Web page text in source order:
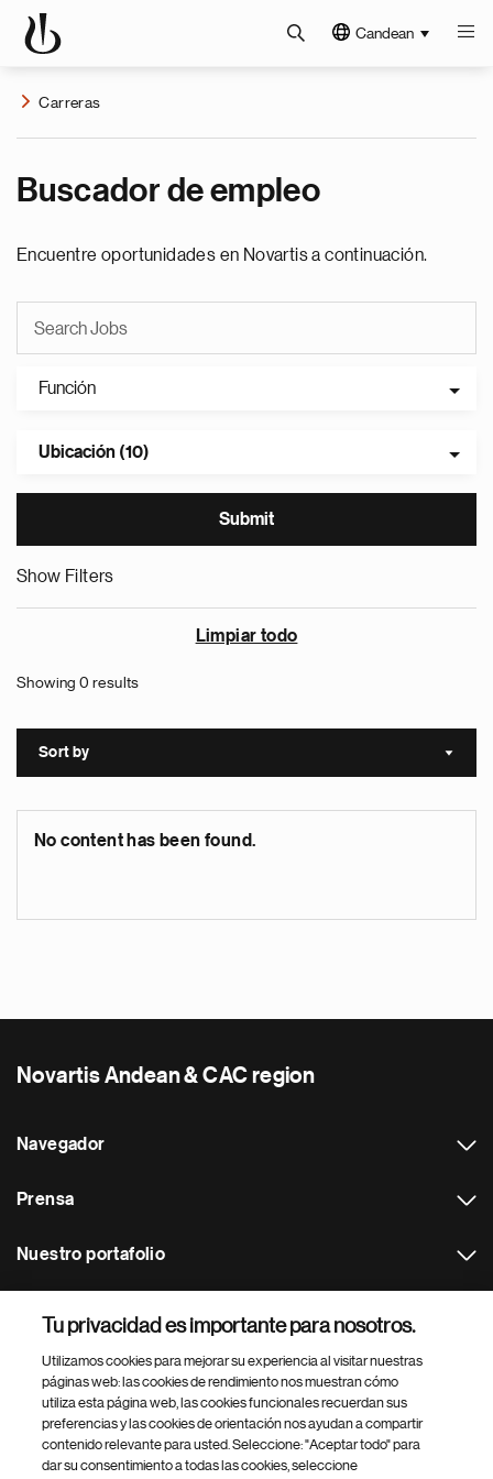
Candean
Carreras
Buscador de empleo
Encuentre oportunidades en Novartis a continuación.
Función
Ubicación (10)
Show Filters
Limpiar todo
Showing 0 results
Sort by Sort
No content has been found.
Novartis Andean & CAC region
Navegador
Prensa
Nuestro portafolio
Footer Site Search
Tu privacidad es importante para nosotros.
Utilizamos cookies para mejorar su experiencia al visitar nuestras
páginas web: las cookies de rendimiento nos muestran cómo
utiliza esta página web, las cookies funcionales recuerdan sus
preferencias y las cookies de orientación nos ayudan a compartir
contenido relevante para usted. Seleccione: "Aceptar todo" para
dar su consentimiento a todas las cookies, seleccione